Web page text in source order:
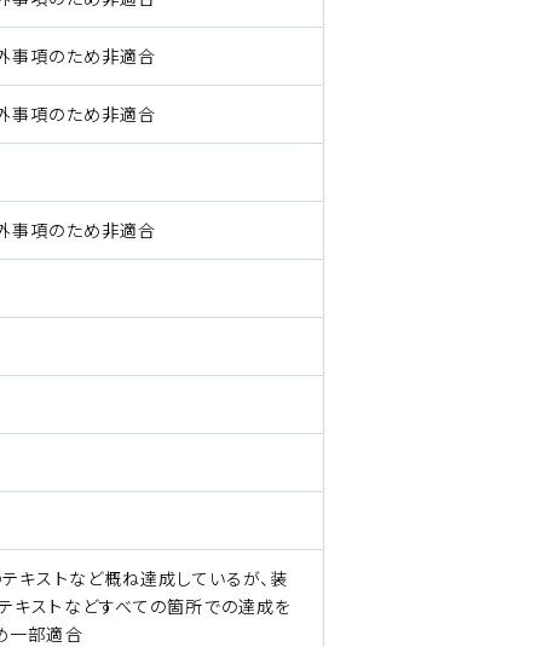
事項のため非適合
事項のため非適合
事項のため非適合
キストなど概ね達成しているが、装
キストなどすべての箇所での達成を
一部適合